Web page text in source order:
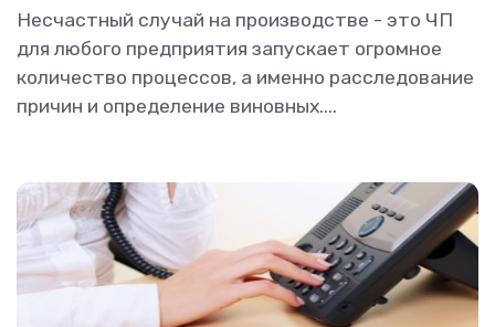
Несчастный случай на производстве - это ЧП
для любого предприятия запускает огромное
количество процессов, а именно расследование
причин и определение виновных....